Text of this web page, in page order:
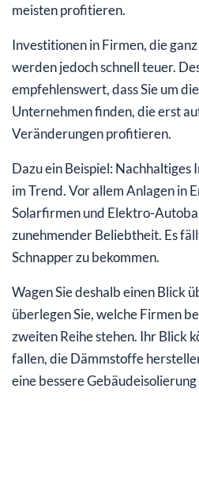
meisten profitieren.
Investitionen in Firmen, die
werden jedoch schnell teuer.
empfehlenswert, dass Sie um
Unternehmen finden, die erst
Veränderungen profitieren.
Dazu ein Beispiel:
im Trend. Vor allem Anlagen in
Solarfirmen und Elektro-
zunehmender Beliebtheit. Es
Schnapper zu bekommen.
Wagen Sie deshalb einen Blick
überlegen Sie, welche Firmen
zweiten Reihe stehen. Ihr Blick
fallen, die Dämmstoffe
eine bessere